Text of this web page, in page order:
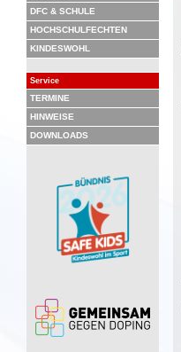
DFC & SCHULE
HOCHSCHULFECHTEN
KINDESWOHL
Service
TERMINE
HINWEISE
DOWNLOADS